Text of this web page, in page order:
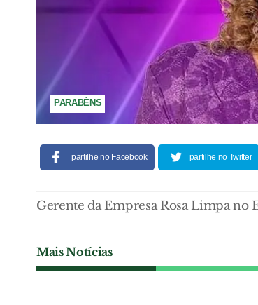
PARABÉNS
partilhe no Facebook partilhe no Twitter
Gerente da Empresa Rosa Limpa no
Mais Notícias